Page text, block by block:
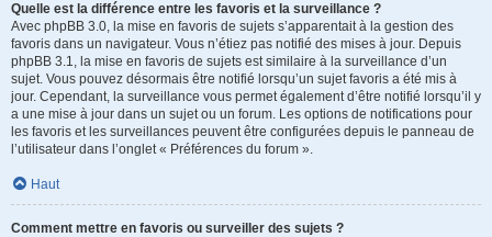
Quelle est la différence entre les favoris et la surveillance ?
Avec phpBB 3.0, la mise en favoris de sujets s’apparentait à la gestion des
favoris dans un navigateur. Vous n’étiez pas notifié des mises à jour. Depuis
phpBB 3.1, la mise en favoris de sujets est similaire à la surveillance d’un
sujet. Vous pouvez désormais être notifié lorsqu’un sujet favoris a été mis à
jour. Cependant, la surveillance vous permet également d’être notifié lorsqu’il y
a une mise à jour dans un sujet ou un forum. Les options de notifications pour
les favoris et les surveillances peuvent être configurées depuis le panneau de
l’utilisateur dans l’onglet « Préférences du forum ».
Haut
Comment mettre en favoris ou surveiller des sujets ?